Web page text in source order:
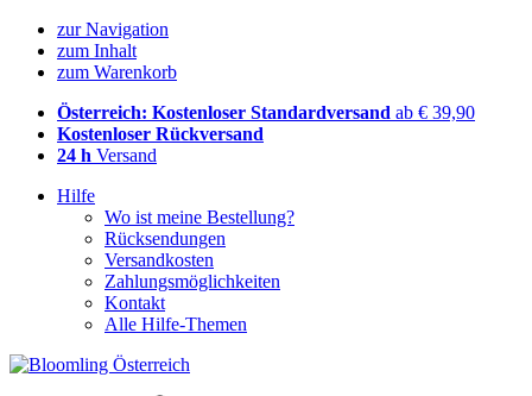
zur Navigation
zum Inhalt
zum Warenkorb
Österreich: Kostenloser Standardversand ab € 39,90
Kostenloser Rückversand
24 h Versand
Hilfe
Wo ist meine Bestellung?
Rücksendungen
Versandkosten
Zahlungsmöglichkeiten
Kontakt
Alle Hilfe-Themen